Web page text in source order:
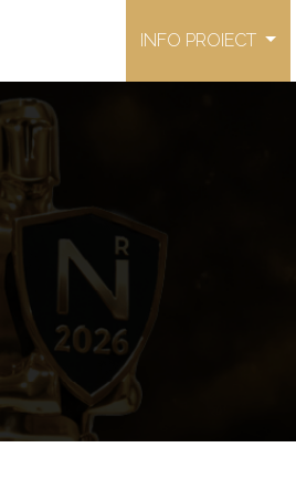
INFO PROIECT